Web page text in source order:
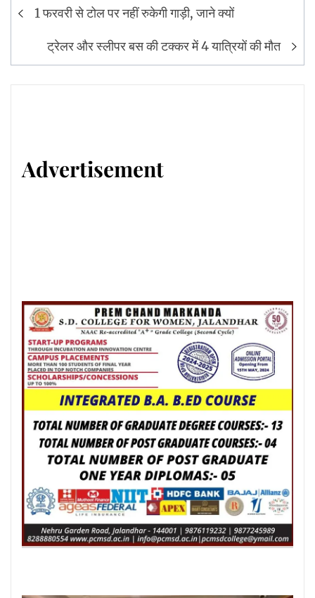
1 फरवरी से टोल पर नहीं रुकेगी गाड़ी, जाने क्यों
ट्रेलर और स्लीपर बस की टक्कर में 4 यात्रियों की मौत
Advertisement